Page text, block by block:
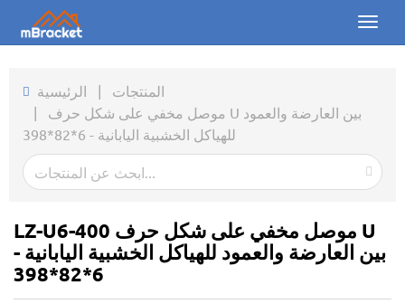
Toggle
المنتجات
من نحن
الرئيسية | المنتجات
| موصل مخفي على شكل حرف U بين العارضة والعمود
للهياكل الخشبية اليابانية - 6*82*398
LZ-U6-400 موصل مخفي على شكل حرف U
بين العارضة والعمود للهياكل الخشبية اليابانية -
6*82*398